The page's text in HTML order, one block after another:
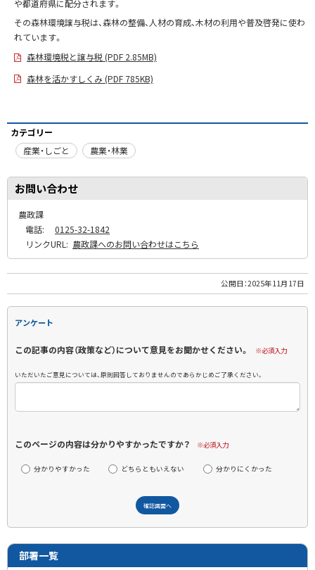
や都道府県に配分されます。
その森林環境譲与税は、森林の整備、人材の育成、木材の利用や普及啓発に使わ
れています。
森林環境税と譲与税 (PDF 2.85MB)
森林を活かすしくみ (PDF 785KB)
カテゴリー
産業・しごと
農業・林業
お問い合わせ
農政課
電話:
0125-32-1842
リンクURL: 農政課へのお問い合わせはこちら
公開日：2025年11月17日
アンケート
この記事の内容（政策など）について意見をお聞かせください。 ※必須入力
いただいたご意見については、原則回答しておりませんのであらかじめご了承ください。
このページの内容は分かりやすかったですか？ ※必須入力
分かりやすかった どちらともいえない 分かりにくかった
部署一覧